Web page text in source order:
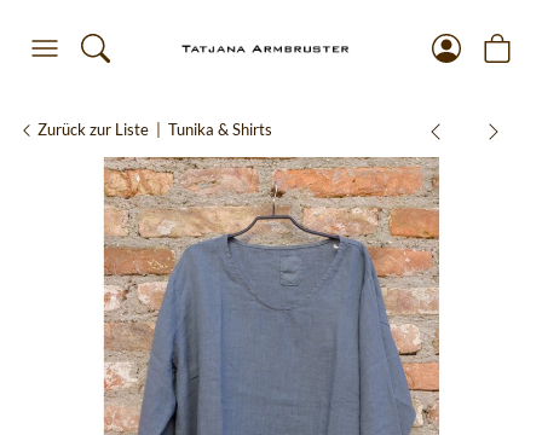
Zurück zur Liste Tunika & Shirts